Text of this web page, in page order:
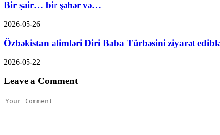
Bir şair… bir şəhər və…
2026-05-26
Özbəkistan alimləri Diri Baba Türbəsini ziyarət
2026-05-22
Leave a Comment